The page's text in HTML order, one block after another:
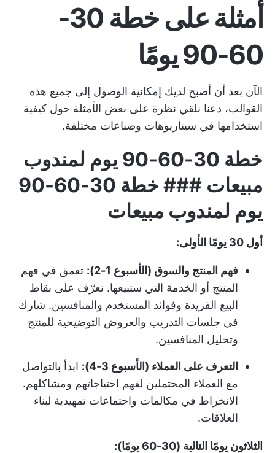
أمثلة على خطة 30-
60-90 يومًا
الآن بعد أن أصبح لديك إمكانية الوصول إلى جميع هذه
القوالب، دعنا نلقي نظرة على بعض الأمثلة حول كيفية
استخدامها في سيناريوهات وصناعات مختلفة.
خطة 30-60-90 يوم لمندوب
مبيعات ### خطة 30-60-90
يوم لمندوب مبيعات
أول 30 يومًا الأولى:
فهم المنتج والسوق (الأسبوع 1-2):
تعمق في فهم
المنتج أو الخدمة التي ستبيعها. تعرّف على نقاط
البيع الفريدة وفوائد المستخدم والمنافسين. شارك
في جلسات التدريب والعروض التوضيحية للمنتج
وتحليل المنافسين.
التعرف على العملاء (الأسبوع 3-4):
ابدأ بالتواصل
مع العملاء المحتملين لفهم احتياجاتهم ومشاكلهم.
الانخراط في مكالمات واجتماعات تمهيدية لبناء
العلاقات.
الثلاثون يومًا التالية (30-60 يومًا):